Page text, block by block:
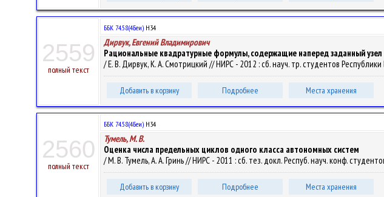
2559
полный текст
ББК 74.58(4Беи) Н34
Дирвук, Евгений Владимирович
Рациональные квадратурные формулы, содержащие наперед заданный узел
/ Е. В. Дирвук, К. А. Смотрицкий // НИРС - 2012 : сб. науч. тр. студентов
Добавить в корзину Подробнее Места хранения
2560
полный текст
ББК 74.58(4Беи) Н34
Тумель, М. В.
Оценка числа предельных циклов одного класса автономных систем
/ М. В. Тумель, А. А. Гринь // НИРС - 2011 : сб. тез. докл. Респуб. науч. конф.
Добавить в корзину Подробнее Места хранения